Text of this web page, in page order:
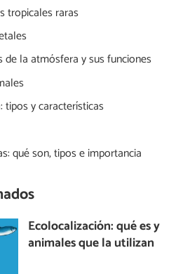
tropicales raras
de la atmósfera y sus funciones
tipos y características
qué son, tipos e importancia
Ecolocalización: qué es y
animales que la utilizan